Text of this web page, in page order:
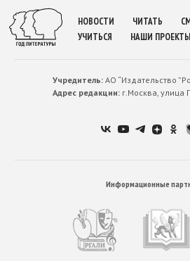
НОВОСТИ ЧИТАТЬ
УЧИТЬСЯ
НАШИ ПРОЕКТЫ
Учредитель:АО “Издательство
Адрес редакции:г.Москва, улица
Информационные